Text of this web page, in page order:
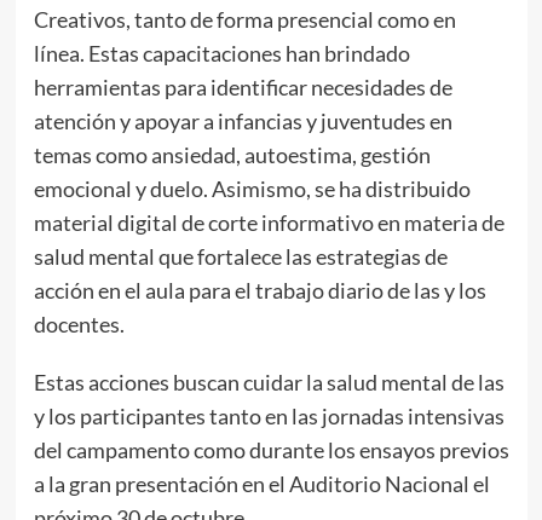
Creativos, tanto de forma presencial como en
línea. Estas capacitaciones han brindado
herramientas para identificar necesidades de
atención y apoyar a infancias y juventudes en
temas como ansiedad, autoestima, gestión
emocional y duelo. Asimismo, se ha distribuido
material digital de corte informativo en materia de
salud mental que fortalece las estrategias de
acción en el aula para el trabajo diario de las y los
docentes.
Estas acciones buscan cuidar la salud mental de las
y los participantes tanto en las jornadas intensivas
del campamento como durante los ensayos previos
a la gran presentación en el Auditorio Nacional el